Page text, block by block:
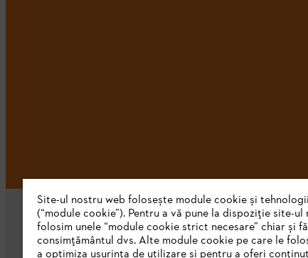
Site-ul nostru web folosește module cookie și
(“module cookie”). Pentru a vă pune la dispoziție site-ul
folosim unele “module cookie strict necesare” chiar și
consimțământul dvs. Alte module cookie pe care le
a optimiza ușurința de utilizare și pentru a oferi conținut